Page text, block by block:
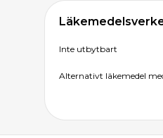
Inte utbytbart
Alternativt läkemedel